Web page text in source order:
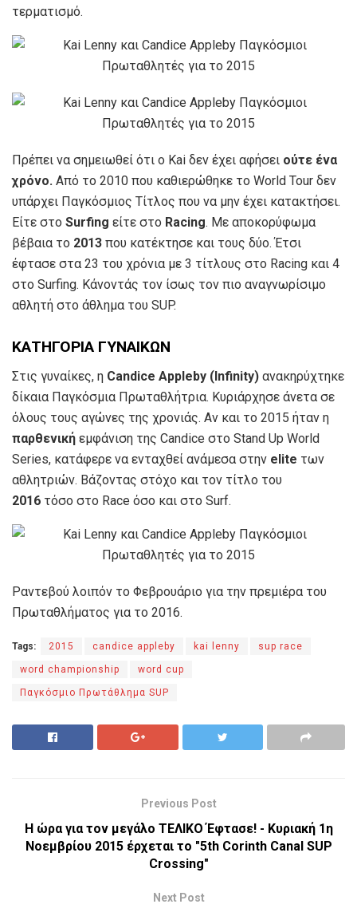
τερματισμό.
Πρέπει να σημειωθεί ότι o Kai δεν έχει αφήσει ούτε ένα
χρόνο. Από το 2010 που καθιερώθηκε το World Tour δεν
υπάρχει Παγκόσμιος Τίτλος που να μην έχει κατακτήσει.
Είτε στο Surfing είτε στο Racing. Με αποκορύφωμα
βέβαια το 2013 που κατέκτησε και τους δύο. Έτσι
έφτασε στα 23 του χρόνια με 3 τίτλους στο Racing και 4
στο Surfing. Κάνοντάς τον ίσως τον πιο αναγνωρίσιμο
αθλητή στο άθλημα του SUP.
ΚΑΤΗΓΟΡΙΑ ΓΥΝΑΙΚΩΝ
Στις γυναίκες, η Candice Appleby (Infinity) ανακηρύχτηκε
δίκαια Παγκόσμια Πρωταθλήτρια. Κυριάρχησε άνετα σε
όλους τους αγώνες της χρονιάς. Αν και το 2015 ήταν η
παρθενική εμφάνιση της Candice στο Stand Up World
Series, κατάφερε να ενταχθεί ανάμεσα στην elite των
αθλητριών. Βάζοντας στόχο και τον τίτλο του
2016 τόσο στο Race όσο και στο Surf.
Ραντεβού λοιπόν το Φεβρουάριο για την πρεμιέρα του
Πρωταθλήματος για το 2016.
Tags: 2015 candice appleby kai lenny sup race
word championship word cup
Παγκόσμιο Πρωτάθλημα SUP
Previous Post
Η ώρα για τον μεγάλο ΤΕΛΙΚΟ Έφτασε! - Κυριακή 1η
Νοεμβρίου 2015 έρχεται το "5th Corinth Canal SUP
Crossing"
Next Post